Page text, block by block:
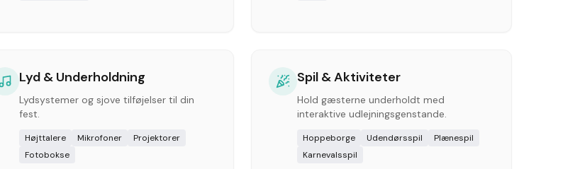
Lyd & Underholdning
Lydsystemer og sjove tilføjelser til din
fest.
Højttalere Mikrofoner
Projektorer
Fotobokse
Spil & Aktiviteter
Hold gæsterne underholdt med
interaktive udlejningsgenstande.
Hoppeborge Udendørsspil
Plænespil
Karnevalsspil